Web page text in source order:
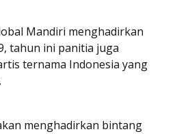
Mandiri menghadirkan
tahun ini panitia juga
ternama Indonesia yang
menghadirkan bintang